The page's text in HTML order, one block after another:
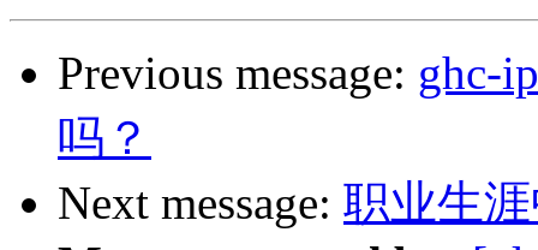
Previous message: ghc-
吗？
Next message: 职业生